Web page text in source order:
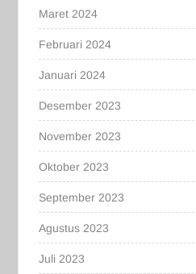
Maret 2024
Februari 2024
Januari 2024
Desember 2023
November 2023
Oktober 2023
September 2023
Agustus 2023
Juli 2023